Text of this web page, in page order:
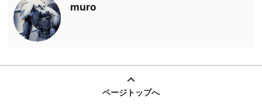
muro
ページトップへ